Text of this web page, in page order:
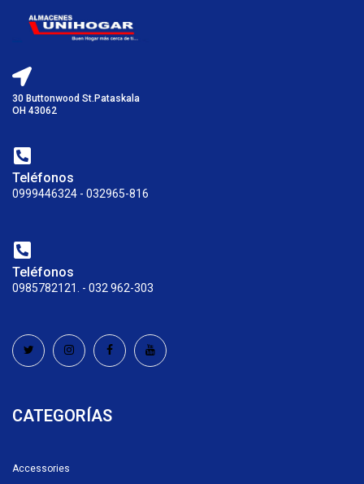
30 Buttonwood St.Pataskala
OH 43062
Teléfonos
0999446324 - 032965-816
Teléfonos
0985782121. - 032 962-303
CATEGORÍAS
Accessories